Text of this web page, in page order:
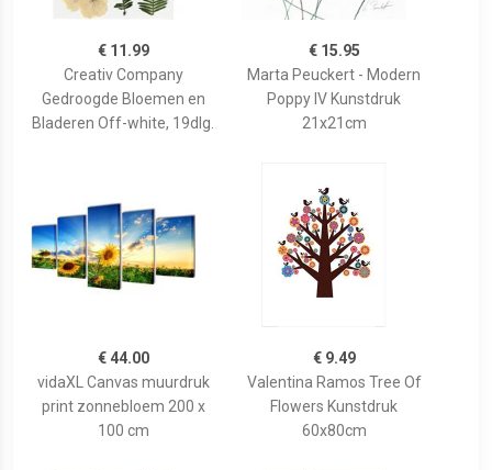
€ 11.99
Creativ Company
Gedroogde Bloemen en
Bladeren Off-white, 19dlg.
€ 15.95
Marta Peuckert - Modern
Poppy IV Kunstdruk
21x21cm
€ 44.00
vidaXL Canvas muurdruk
print zonnebloem 200 x
100 cm
€ 9.49
Valentina Ramos Tree Of
Flowers Kunstdruk
60x80cm